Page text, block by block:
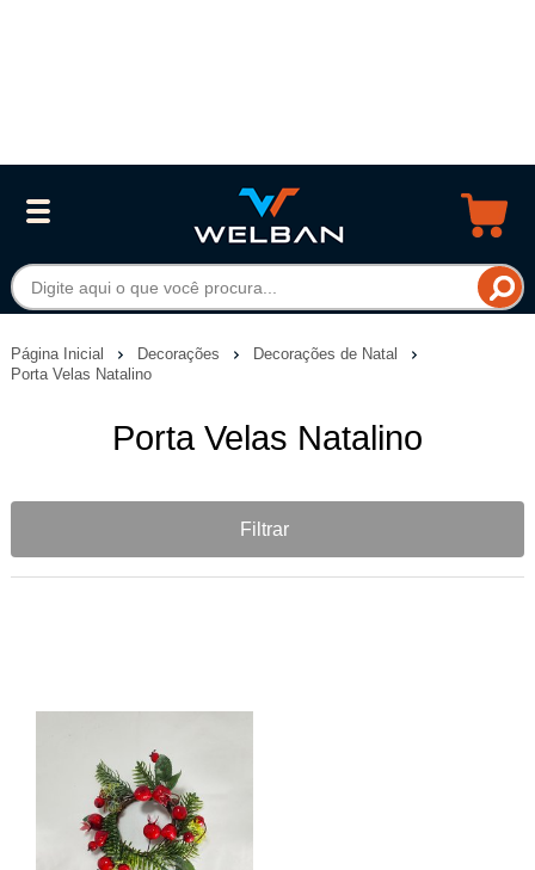
Página Inicial Decorações
Decorações de Natal
Porta Velas Natalino
Porta Velas Natalino
Filtrar